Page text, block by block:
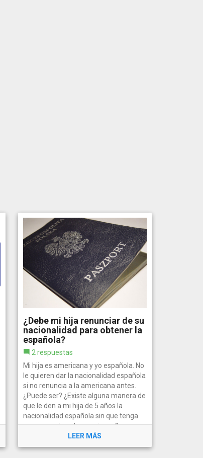
LEER MÁS
¿Debe mi hija renunciar de su
nacionalidad para obtener la
española?
2 respuestas
Mi hija es americana y yo española. No
le quieren dar la nacionalidad española
si no renuncia a la americana antes.
¿Puede ser? ¿Existe alguna manera de
que le den a mi hija de 5 años la
nacionalidad española sin que tenga
que renunciar a la americana?